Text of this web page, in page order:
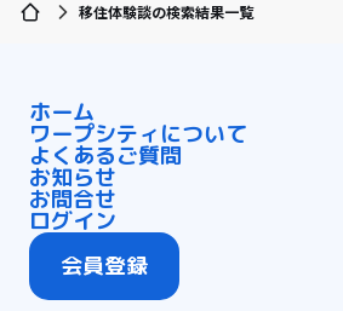
移住体験談の検索結果一覧
ホーム
ワープシティについて
よくあるご質問
お知らせ
お問合せ
ログイン
会員登録